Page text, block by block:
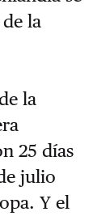
la
la
25 días
julio
Y el